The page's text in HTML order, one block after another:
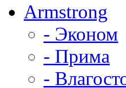
Armstrong
- Эконом
- Прима
-